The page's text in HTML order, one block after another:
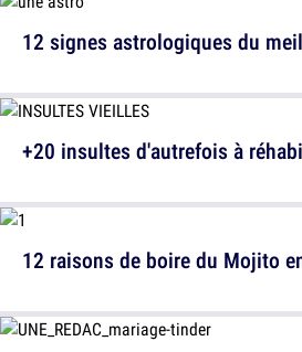
+20 insultes d'autrefois à
12 signes astrologiques du
12 raisons de boire du Mojito